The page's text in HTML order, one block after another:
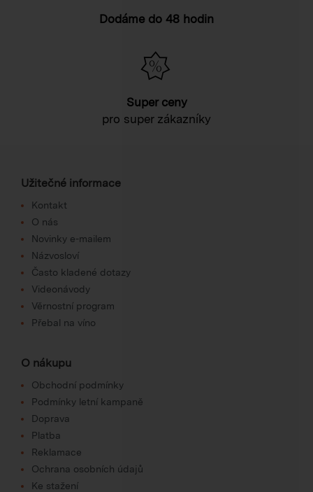
Dodáme do 48 hodin
Super ceny
pro super zákazníky
Užitečné informace
Kontakt
O nás
Novinky e-mailem
Názvosloví
Často kladené dotazy
Videonávody
Věrnostní program
Přebal na víno
O nákupu
Obchodní podmínky
Podmínky letní kampaně
Doprava
Platba
Reklamace
Ochrana osobních údajů
Ke stažení